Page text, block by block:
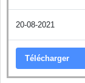
20-08-2021
Télécharger